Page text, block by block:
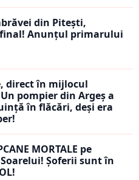
din Pitești,
final! Anunțul primarului
direct în mijlocul
pompier din Argeș a
în flăcări, deși era
MORTALE pe
Șoferii sunt în